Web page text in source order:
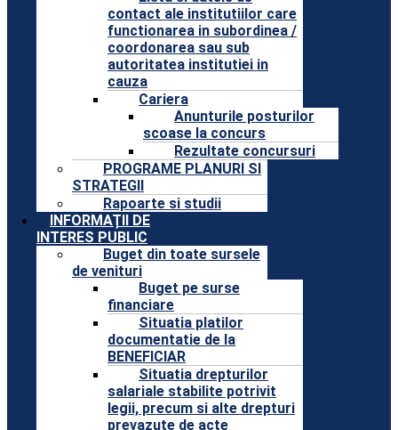
contact ale institutiilor care
functionarea in subordinea /
coordonarea sau sub
autoritatea institutiei in
cauza
Cariera
Anunturile posturilor
scoase la concurs
Rezultate concursuri
PROGRAME PLANURI SI
STRATEGII
Rapoarte si studii
INFORMAȚII DE
INTERES PUBLIC
Buget din toate sursele
de venituri
Buget pe surse
financiare
Situatia platilor
documentatie de la
BENEFICIAR
Situatia drepturilor
salariale stabilite potrivit
legii, precum si alte drepturi
prevazute de acte